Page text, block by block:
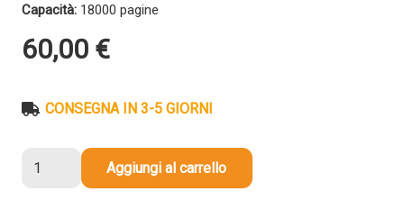
Capacità: 18000 pagine
60,00 €
CONSEGNA IN 3-5 GIORNI
compatibile
Aggiungi al carrello